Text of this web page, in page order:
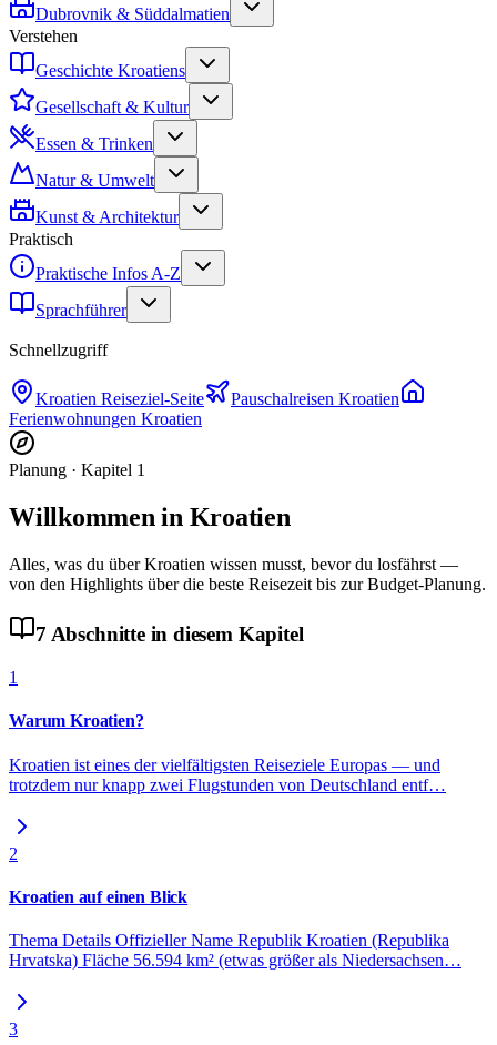
Dubrovnik & Süddalmatien
Verstehen
Geschichte Kroatiens
Gesellschaft & Kultur
Essen & Trinken
Natur & Umwelt
Kunst & Architektur
Praktisch
Praktische Infos A-Z
Sprachführer
Schnellzugriff
Kroatien Reiseziel-Seite Pauschalreisen Kroatien
Ferienwohnungen Kroatien
Planung · Kapitel 1
Willkommen in Kroatien
Alles, was du über Kroatien wissen musst, bevor du losfährst —
von den Highlights über die beste Reisezeit bis zur Budget-Planung.
7 Abschnittein diesem Kapitel
1
Warum Kroatien?
Kroatien ist eines der vielfältigsten Reiseziele Europas — und
trotzdem nur knapp zwei Flugstunden von Deutschland entf…
2
Kroatien auf einen Blick
Thema Details Offizieller Name Republik Kroatien (Republika
Hrvatska) Fläche 56.594 km² (etwas größer als Niedersachsen…
3